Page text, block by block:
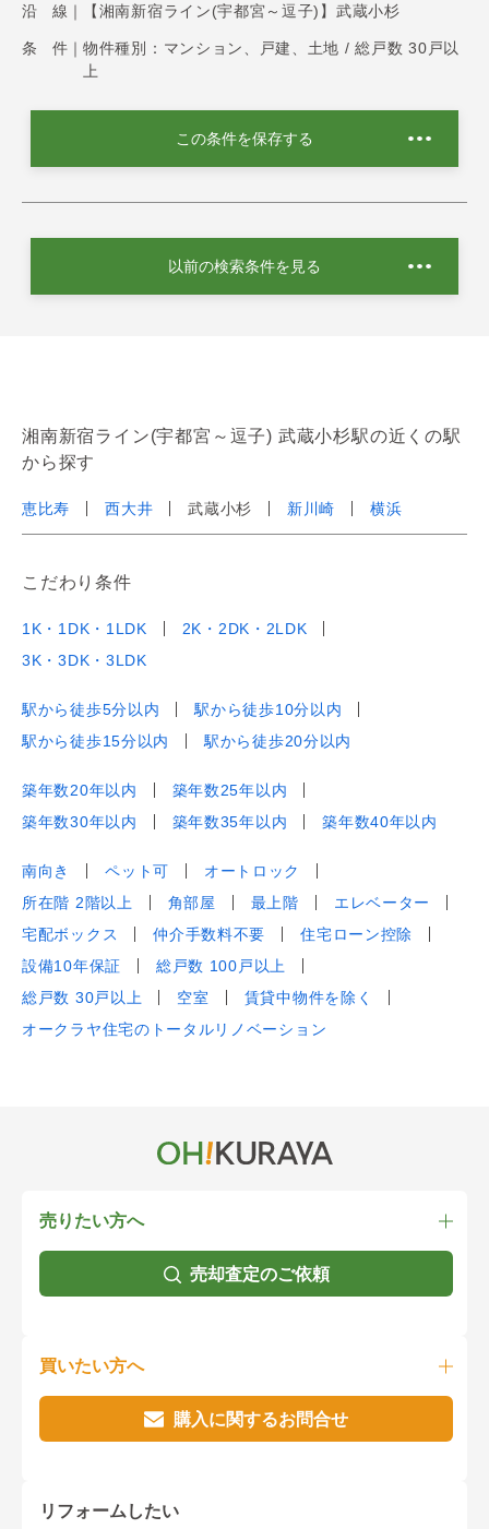
沿 線｜ 【湘南新宿ライン(宇都宮～逗子)】武蔵小杉
条 件｜ 物件種別：マンション、戸建、土地 / 総戸数 30戸以
上
この条件を保存する
以前の検索条件を見る
湘南新宿ライン(宇都宮～逗子) 武蔵小杉駅の近くの駅
から探す
恵比寿 西大井 武蔵小杉 新川崎 横浜
こだわり条件
1K・1DK・1LDK
2K・2DK・2LDK
3K・3DK・3LDK
駅から徒歩5分以内
駅から徒歩10分以内
駅から徒歩15分以内
駅から徒歩20分以内
築年数20年以内
築年数25年以内
築年数30年以内
築年数35年以内 築年数40年以内
南向き ペット可
オートロック
所在階 2階以上
角部屋 最上階
エレベーター
宅配ボックス
仲介手数料不要
住宅ローン控除
設備10年保証
総戸数 100戸以上
総戸数 30戸以上
空室
賃貸中物件を除く
オークラヤ住宅のトータルリノベーション
売りたい方へ
売却査定のご依頼
買いたい方へ
購入に関するお問合せ
リフォームしたい